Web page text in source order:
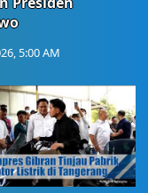
5:00 AM